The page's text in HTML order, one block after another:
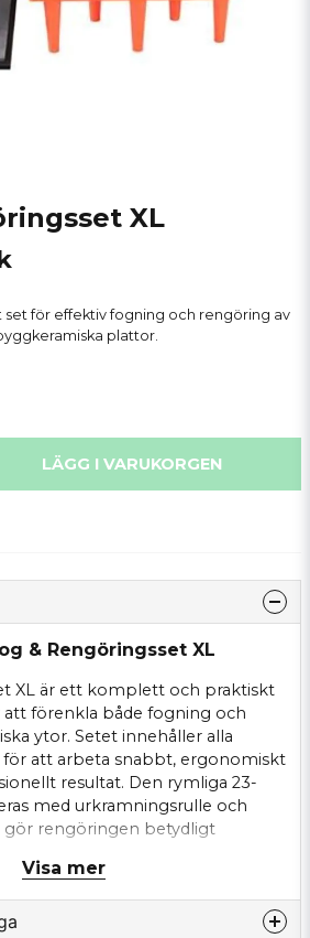
XL
för effektiv fogning och rengöring av
plattor.
LÄGG I VARUKORGEN
& Rengöringsset XL
XL är ett komplett och praktiskt
förenkla både fogning och
ytor. Setet innehåller alla
att arbeta snabbt, ergonomiskt
resultat. Den rymliga 23-
med urkramningsrulle och
gör rengöringen betydligt
hydrosvampen och de
säkerställer jämna och rena
proffs och hemmafixare som vill
Visa mer